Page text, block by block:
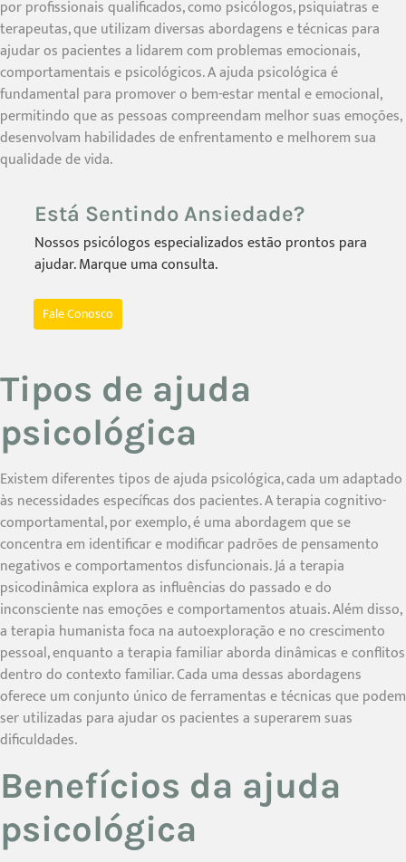
por profissionais qualificados, como psicólogos, psiquiatras e
terapeutas, que utilizam diversas abordagens e técnicas para
ajudar os pacientes a lidarem com problemas emocionais,
comportamentais e psicológicos. A ajuda psicológica é
fundamental para promover o bem-estar mental e emocional,
permitindo que as pessoas compreendam melhor suas emoções,
desenvolvam habilidades de enfrentamento e melhorem sua
qualidade de vida.
Está Sentindo Ansiedade?
Nossos psicólogos especializados estão prontos para
ajudar. Marque uma consulta.
Fale Conosco
Tipos de ajuda
psicológica
Existem diferentes tipos de ajuda psicológica, cada um adaptado
às necessidades específicas dos pacientes. A terapia cognitivo-
comportamental, por exemplo, é uma abordagem que se
concentra em identificar e modificar padrões de pensamento
negativos e comportamentos disfuncionais. Já a terapia
psicodinâmica explora as influências do passado e do
inconsciente nas emoções e comportamentos atuais. Além disso,
a terapia humanista foca na autoexploração e no crescimento
pessoal, enquanto a terapia familiar aborda dinâmicas e conflitos
dentro do contexto familiar. Cada uma dessas abordagens
oferece um conjunto único de ferramentas e técnicas que podem
ser utilizadas para ajudar os pacientes a superarem suas
dificuldades.
Benefícios da ajuda
psicológica